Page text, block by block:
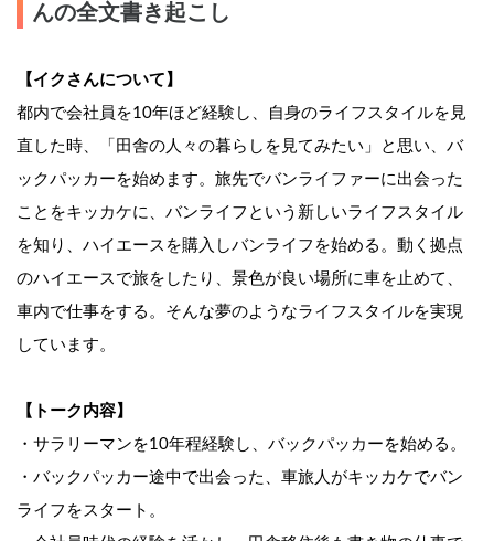
んの全文書き起こし
【イクさんについて】
都内で会社員を10年ほど経験し、自身のライフスタイルを見
直した時、「田舎の人々の暮らしを見てみたい」と思い、バ
ックパッカーを始めます。旅先でバンライファーに出会った
ことをキッカケに、バンライフという新しいライフスタイル
を知り、ハイエースを購入しバンライフを始める。動く拠点
のハイエースで旅をしたり、景色が良い場所に車を止めて、
車内で仕事をする。そんな夢のようなライフスタイルを実現
しています。
【トーク内容】
・サラリーマンを10年程経験し、バックパッカーを始める。
・バックパッカー途中で出会った、車旅人がキッカケでバン
ライフをスタート。